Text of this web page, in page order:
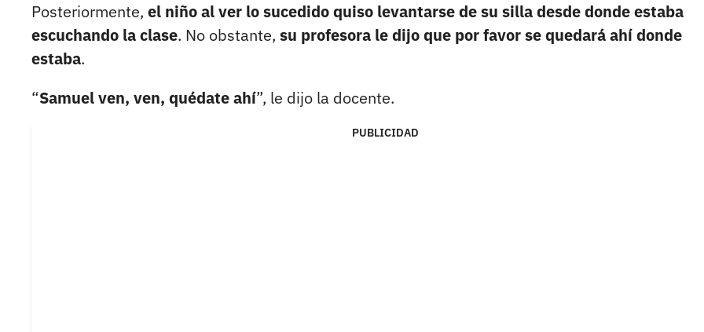
Posteriormente, el niño al ver lo sucedido quiso levantarse de su silla desde donde estaba
escuchando la clase. No obstante, su profesora le dijo que por favor se quedará ahí donde
estaba.
“Samuelven, ven, quédate ahí”, le dijo la docente.
PUBLICIDAD